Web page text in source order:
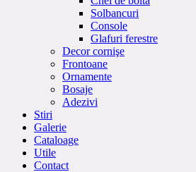
Solbancuri
Console
Glafuri ferestre
Decor cornişe
Frontoane
Ornamente
Bosaje
Adezivi
Stiri
Galerie
Cataloage
Utile
Contact